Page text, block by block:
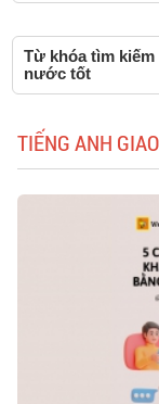
Từ khóa tìm
nước tốt
TIẾNG ANH